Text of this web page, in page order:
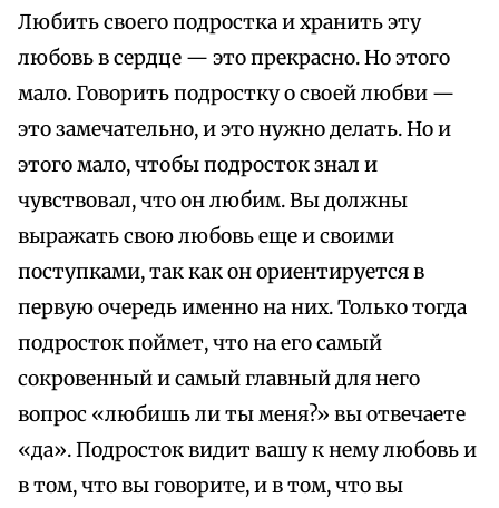
Любить своего подростка и хранить эту
любовь в сердце — это прекрасно. Но этого
мало. Говорить подростку о своей любви —
это замечательно, и это нужно делать. Но и
этого мало, чтобы подросток знал и
чувствовал, что он любим. Вы должны
выражать свою любовь еще и своими
поступками, так как он ориентируется в
первую очередь именно на них. Только тогда
подросток поймет, что на его самый
сокровенный и самый главный для него
вопрос «любишь ли ты меня?» вы отвечаете
«да». Подросток видит вашу к нему любовь и
в том, что вы говорите, и в том, что вы